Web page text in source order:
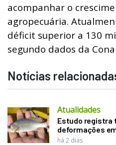
acompanhar o
agropecuária.
déficit superior a 130
segundo dados da
Notícias
Atualidades
Estudo registra
deformações
há 2 dias